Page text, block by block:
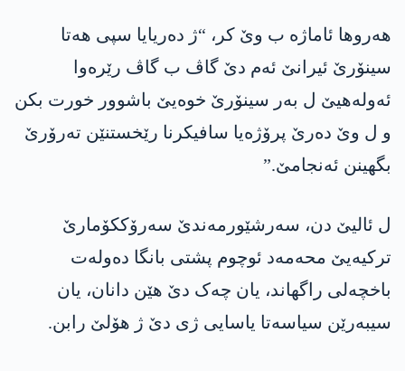
ھەروھا ئاماژە ب وێ کر، “ژ دەریایا سپی ھەتا
سینۆرێ ئیرانێ ئەم دێ گاڤ ب گاڤ رێرەوا
ئەولەھیێ ل بەر سینۆرێ خوەیێ باشوور خورت بکن
و ل وێ دەرێ پرۆژەیا سافیکرنا رێخستنێن تەرۆرێ
بگھینن ئەنجامێ.”
ل ئالیێ دن، سەرشێورمەندێ سەرۆککۆمارێ
ترکیەیێ محەمەد ئوچوم پشتی بانگا دەولەت
باخچەلی راگھاند، یان چەک دێ هێن دانان، یان
سیبەرێن سیاسەتا یاسایی ژی دێ ژ ھۆلێ رابن.